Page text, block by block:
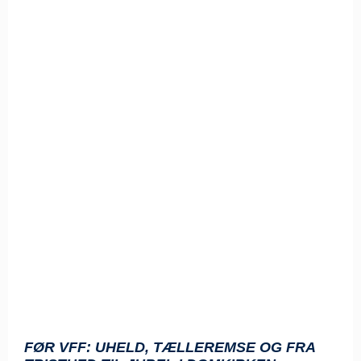
FØR VFF: UHELD, TÆLLEREMSE OG FRA